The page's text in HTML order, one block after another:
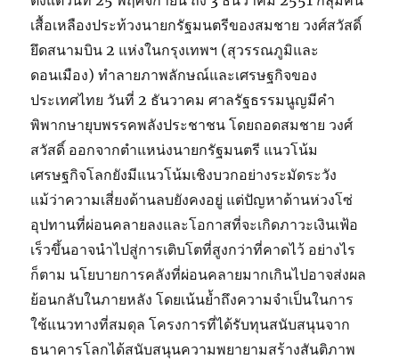
เสื้อเหลืองประท้วงนายกรัฐมนตรีของสมชาย วงศ์สวัสดิ์
ยึดสนามบิน 2 แห่งในกรุงเทพฯ (สุวรรณภูมิและ
ดอนเมือง) ทำลายภาพลักษณ์และเศรษฐกิจของ
ประเทศไทย วันที่ 2 ธันวาคม ศาลรัฐธรรมนูญมีคำ
พิพากษายุบพรรคพลังประชาชน โดยถอดสมชาย วงศ์
สวัสดิ์ ออกจากตำแหน่งนายกรัฐมนตรี แนวโน้ม
เศรษฐกิจโลกยังมีแนวโน้มเชิงบวกอย่างระมัดระวัง
แม้ว่าความเสี่ยงด้านลบยังคงอยู่ แต่ปัญหาด้านห่วงโซ่
อุปทานที่ผ่อนคลายลงและโอกาสที่จะเกิดภาวะเงินเฟ้อ
เร็วขึ้นอาจนำไปสู่การเติบโตที่สูงกว่าที่คาดไว้ อย่างไร
ก็ตาม นโยบายการคลังที่ผ่อนคลายมากเกินไปอาจส่งผล
ย้อนกลับในภายหลัง โดยเน้นย้ำถึงความจำเป็นในการ
ใช้แนวทางที่สมดุล โครงการที่ได้รับทุนสนับสนุนจาก
ธนาคารโลกได้สนับสนุนความพยายามสร้างสันติภาพ